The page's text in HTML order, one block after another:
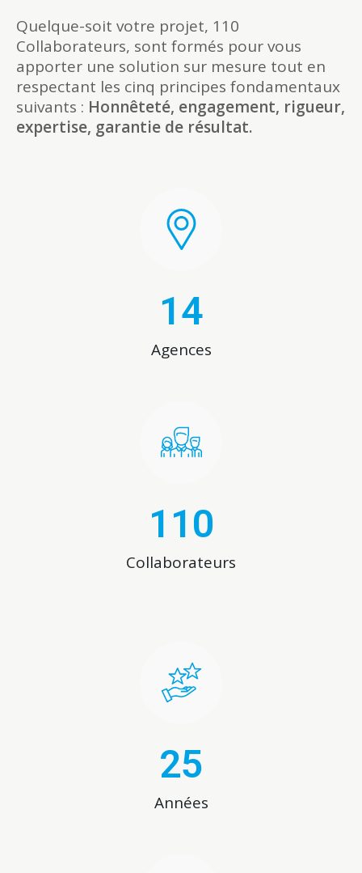
Quelque-soit votre projet, 110
Collaborateurs, sont formés pour vous
apporter une solution sur mesure tout en
respectant les cinq principes fondamentaux
suivants : Honnêteté, engagement, rigueur,
expertise, garantie de résultat.
14
Agences
110
Collaborateurs
25
Années